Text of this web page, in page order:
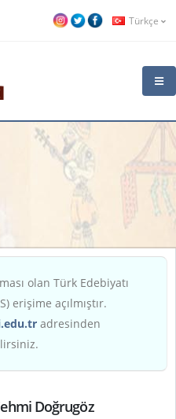
Türkçe
olan Türk Edebiyatı
erişime açılmıştır.
adresinden
Doğrugöz